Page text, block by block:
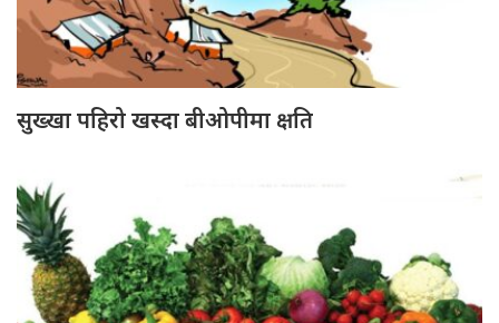
सुख्खा पहिरो खस्दा बीओपीमा क्षति